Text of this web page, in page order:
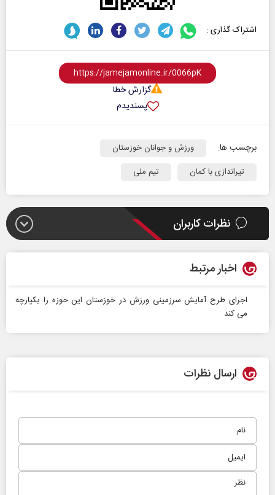
اشتراک گذاری :
گزارش خطا
پسندیدم
برچسب ها:
ورزش و جوانان خوزستان
تیراندازی با کمان
تیم ملی
نظرات کاربران
اخبار مرتبط
اجرای طرح آمایش سرزمینی ورزش در خوزستان این حوزه را یکپارچه
می کند
ارسال نظرات